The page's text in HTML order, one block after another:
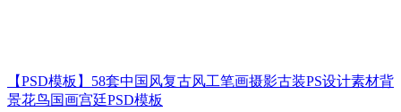
【PSD模板】58套中国风复古风工笔画摄影古装PS设计素材背
景花鸟国画宫廷PSD模板